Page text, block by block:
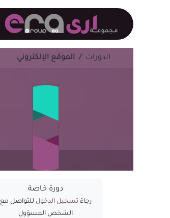
الدورات الموقع الإلكتروني
دورة خاصة
رجاءً تسجيل الدخول للتواصل مع
الشخص المسؤول